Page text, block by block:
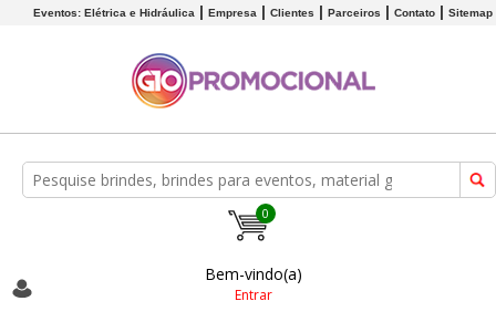
Eventos: Elétrica e Hidráulica Empresa Clientes Parceiros Contato Sitemap
0
Bem-vindo(a)
Entrar